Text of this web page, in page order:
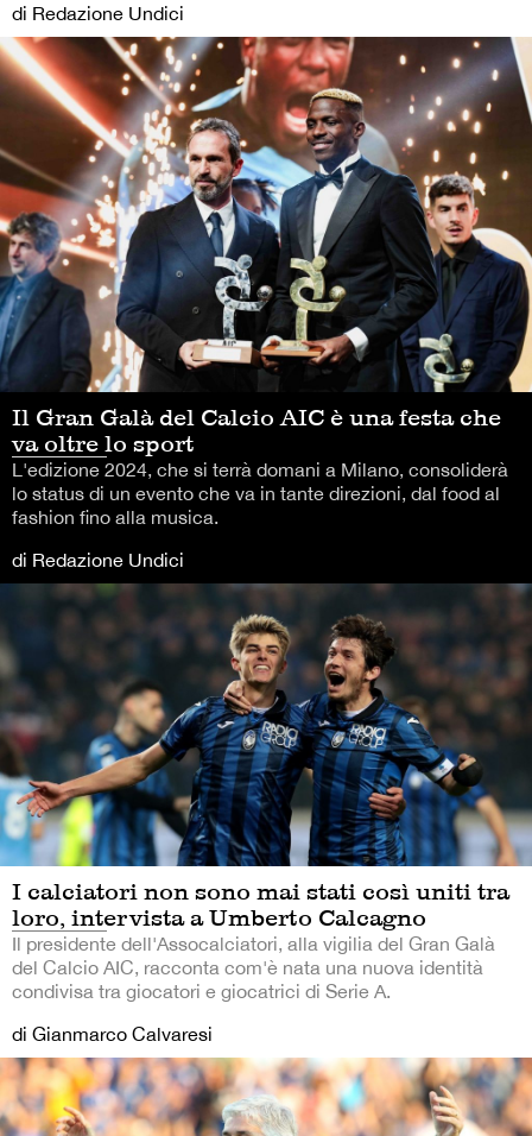
di Redazione Undici
Il Gran Galà del Calcio AIC è una festa che
va oltre lo sport
L'edizione 2024, che si terrà domani a Milano, consoliderà
lo status di un evento che va in tante direzioni, dal food al
fashion fino alla musica.
di Redazione Undici
I calciatori non sono mai stati così uniti tra
loro, intervista a Umberto Calcagno
Il presidente dell'Assocalciatori, alla vigilia del Gran Galà
del Calcio AIC, racconta com'è nata una nuova identità
condivisa tra giocatori e giocatrici di Serie A.
di Gianmarco Calvaresi